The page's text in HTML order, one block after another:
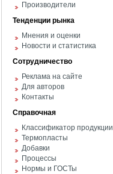
Производители
Тенденции рынка
Мнения и оценки
Новости и статистика
Сотрудничество
Реклама на сайте
Для авторов
Контакты
Справочная
Классификатор продукции
Термопласты
Добавки
Процессы
Нормы и ГОСТы